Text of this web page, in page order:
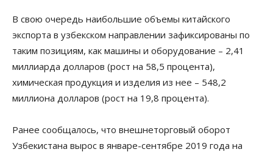
В свою очередь наибольшие объемы китайского
экспорта в узбекском направлении зафиксированы по
таким позициям, как машины и оборудование – 2,41
миллиарда долларов (рост на 58,5 процента),
химическая продукция и изделия из нее – 548,2
миллиона долларов (рост на 19,8 процента).
Ранее сообщалось, что внешнеторговый оборот
Узбекистана вырос в январе-сентябре 2019 года на